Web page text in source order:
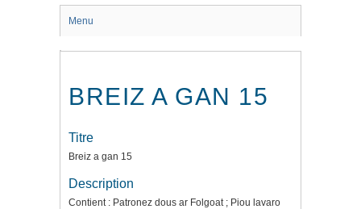
Menu
BREIZ A GAN 15
Titre
Breiz a gan 15
Description
Contient : Patronez dous ar Folgoat ; Piou lavaro